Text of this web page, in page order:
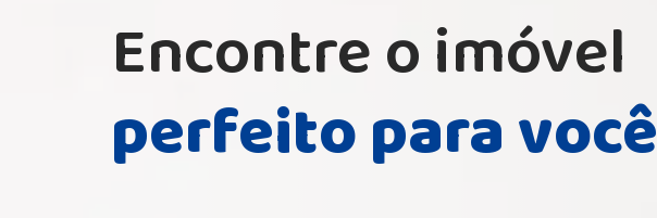
Encontre o imóvel
perfeito para você